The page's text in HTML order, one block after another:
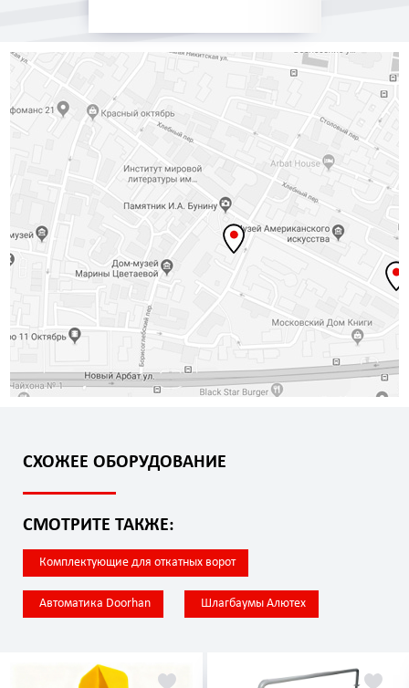
СХОЖЕЕ ОБОРУДОВАНИЕ
СМОТРИТЕ ТАКЖЕ:
Комплектующие для откатных ворот
Автоматика Doorhan Шлагбаумы Алютех